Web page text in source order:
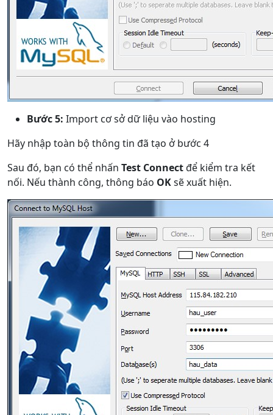
Bước 5: Import cơ sở dữ liệu vào hosting
Hãy nhập toàn bộ thông tin đã tạo ở bước 4
Sau đó, bạn có thể nhấn Test Connectđể kiểm tra kết
nối. Nếu thành công, thông báo OKsẽ xuất hiện.